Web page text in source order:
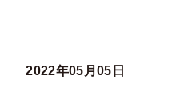
2022年05月05日